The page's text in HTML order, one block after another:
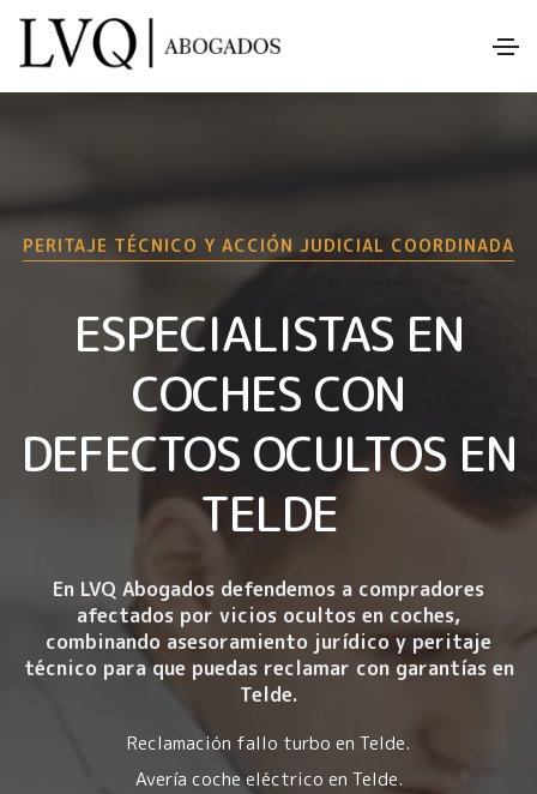
PERITAJE TÉCNICO Y ACCIÓN JUDICIAL COORDINADA
ESPECIALISTAS EN
COCHES CON
DEFECTOS OCULTOS EN
TELDE
En LVQ Abogados defendemos a compradores
afectados por vicios ocultos en coches,
combinando asesoramiento jurídico y peritaje
técnico para que puedas reclamar con garantías en
Telde.
Reclamación fallo turbo en Telde.
Avería coche eléctrico en Telde.